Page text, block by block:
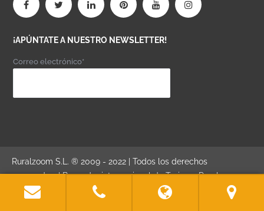
¡APÚNTATE A NUESTRO NEWSLETTER!
Correo electrónico*
Ruralzoom S.L. ® 2009 - 2022 | Todos los derechos
reservados. | Buscador internacional de Turismo Rural,
Turismo Activo y Turismo Gastronómico. | "Donde comienza el